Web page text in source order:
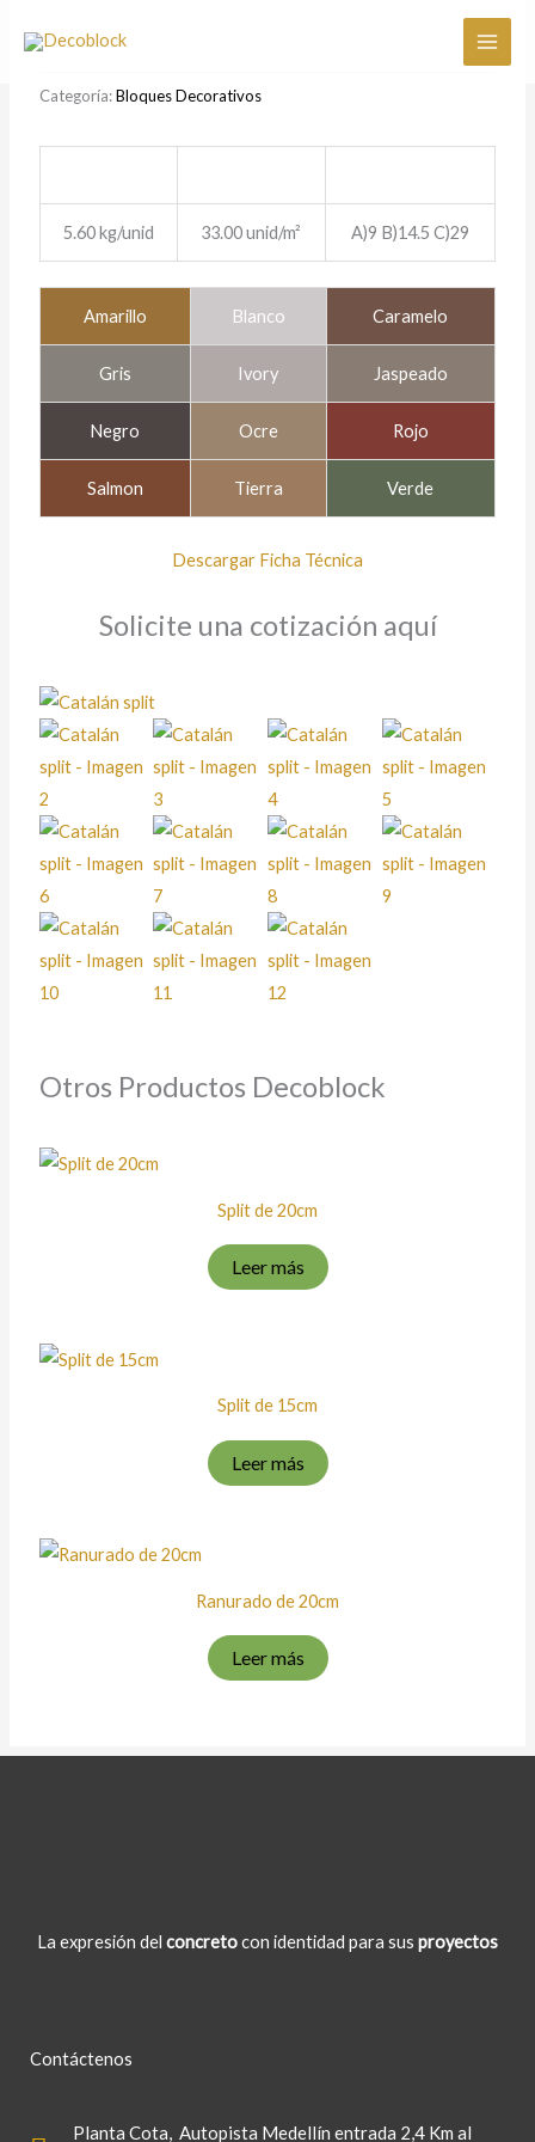
Categoría:Bloques Decorativos
5.60 kg/unid 33.00 unid/m² A)9 B)14.5 C)29
Amarillo Blanco Caramelo
Gris Ivory Jaspeado
Negro Ocre Rojo
Salmon Tierra Verde
Descargar Ficha Técnica
Solicite una cotización aquí
Otros Productos Decoblock
Split de 20cm
Leer más
Split de 15cm
Leer más
Ranurado de 20cm
Leer más
La expresión del concretocon identidad para sus proyectos
Contáctenos
Planta Cota, Autopista Medellín entrada 2,4 Km al